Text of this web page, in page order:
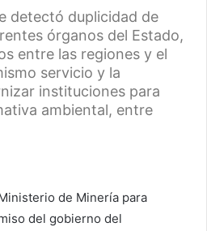
detectó duplicidad de
órganos del Estado,
entre las regiones y el
servicio y la
instituciones para
ambiental, entre
de Minería para
del gobierno del